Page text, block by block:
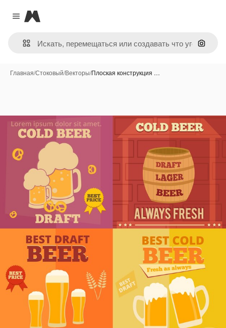
Close menu
Magnific
Поиск
Главная/Стоковый/Векторы/Плоская конструкция …